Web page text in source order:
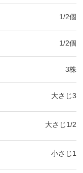
1/2個
1/2個
3株
大さじ3
大さじ1/2
小さじ1